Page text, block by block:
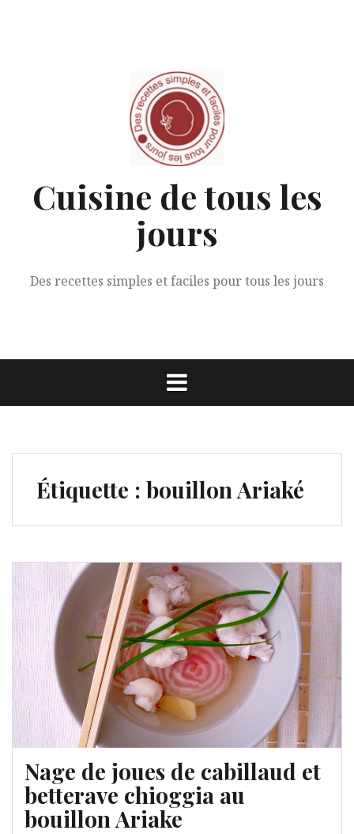
Cuisine de tous les
jours
Des recettes simples et faciles pour tous les jours
Étiquette : bouillon Ariaké
Nage de joues de cabillaud et
betterave chioggia au
bouillon Ariake